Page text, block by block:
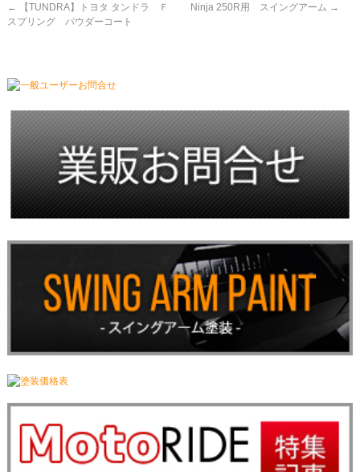
←
【TUNDRA】トヨタ タンドラ Ｆ
スプリング パウダーコート
Ninja 250R用 スイングアーム →